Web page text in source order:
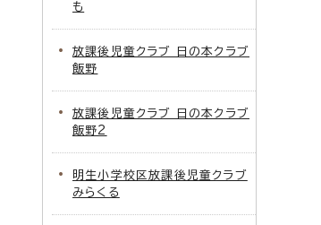
も
放課後児童クラブ 日の本クラブ
飯野
放課後児童クラブ 日の本クラブ
飯野2
明生小学校区放課後児童クラブ
みらくる